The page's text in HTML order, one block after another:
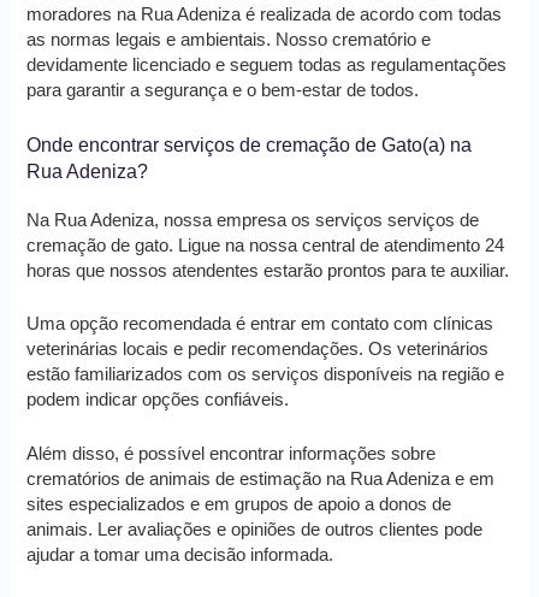
moradores na Rua Adeniza é realizada de acordo com todas
as normas legais e ambientais. Nosso crematório e
devidamente licenciado e seguem todas as regulamentações
para garantir a segurança e o bem-estar de todos.
Onde encontrar serviços de cremação de Gato(a) na
Rua Adeniza?
Na Rua Adeniza, nossa empresa os serviços serviços de
cremação de gato. Ligue na nossa central de atendimento 24
horas que nossos atendentes estarão prontos para te auxiliar.
Uma opção recomendada é entrar em contato com clínicas
veterinárias locais e pedir recomendações. Os veterinários
estão familiarizados com os serviços disponíveis na região e
podem indicar opções confiáveis.
Além disso, é possível encontrar informações sobre
crematórios de animais de estimação na Rua Adeniza e em
sites especializados e em grupos de apoio a donos de
animais. Ler avaliações e opiniões de outros clientes pode
ajudar a tomar uma decisão informada.